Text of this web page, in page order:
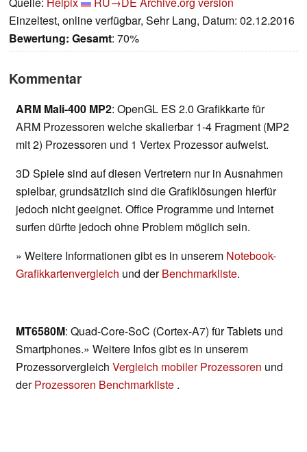
Einzeltest, online verfügbar, Sehr Lang, Datum: 02.12.2016
Bewertung: Gesamt: 70%
Kommentar
ARM Mali-400 MP2: OpenGL ES 2.0 Grafikkarte für
ARM Prozessoren welche skalierbar 1-4 Fragment (MP2
mit 2) Prozessoren und 1 Vertex Prozessor aufweist.
3D Spiele sind auf diesen Vertretern nur in Ausnahmen
spielbar, grundsätzlich sind die Grafiklösungen hierfür
jedoch nicht geeignet. Office Programme und Internet
surfen dürfte jedoch ohne Problem möglich sein.
» Weitere Informationen gibt es in unserem Notebook-
Grafikkartenvergleich und derBenchmarkliste.
MT6580M: Quad-Core-SoC (Cortex-A7) für Tablets und
Smartphones.» Weitere Infos gibt es in unserem
Prozessorvergleich Vergleich mobiler Prozessoren und
derProzessoren Benchmarkliste .